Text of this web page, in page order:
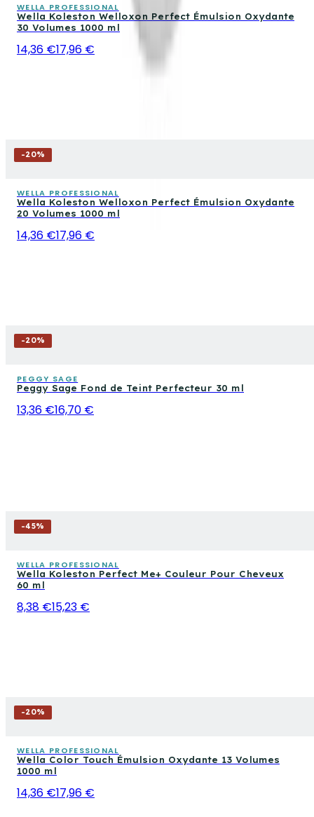
WELLA PROFESSIONAL
Wella Koleston Welloxon Perfect Émulsion Oxydante
30 Volumes 1000 ml
14,36 €17,96 €
-20%
WELLA PROFESSIONAL
Wella Koleston Welloxon Perfect Émulsion Oxydante
20 Volumes 1000 ml
14,36 €17,96 €
-20%
PEGGY SAGE
Peggy Sage Fond de Teint Perfecteur 30 ml
13,36 €16,70 €
-45%
WELLA PROFESSIONAL
Wella Koleston Perfect Me+ Couleur Pour Cheveux
60 ml
8,38 €15,23 €
-20%
WELLA PROFESSIONAL
Wella Color Touch Émulsion Oxydante 13 Volumes
1000 ml
14,36 €17,96 €